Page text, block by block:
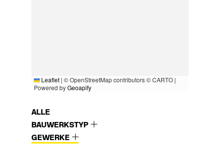
Leaflet | © OpenStreetMap contributors © CARTO |
Powered byGeoapify
ALLE
BAUWERKSTYP
GEWERKE